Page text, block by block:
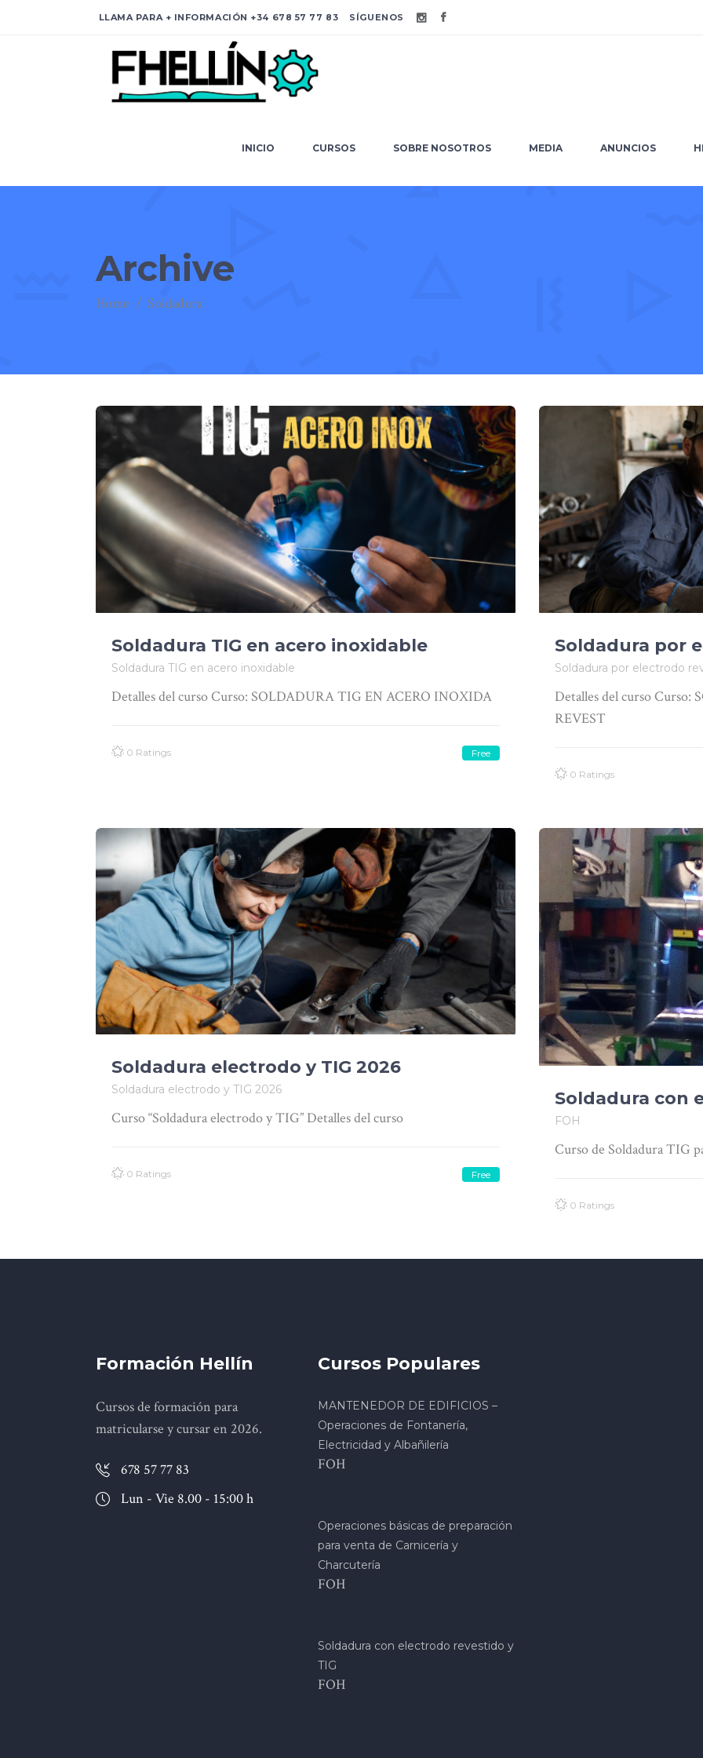
LLAMA PARA + INFORMACIÓN +34 678 57 77 83 SÍGUENOS
INICIO CURSOS SOBRE NOSOTROS MEDIA ANUNCIOS
SOBRE NOSOTROS
Archive
Home / Soldadura
Soldadura TIG en acero inoxidable
Soldadura TIG en acero inoxidable
Detalles del curso Curso: SOLDADURA TIG EN ACERO INOXIDA
0 Ratings Free
Soldadura por
Soldadura por electrodo
Detalles del curso Curso:
REVEST
0 Ratings
Soldadura electrodo y TIG 2026
Soldadura electrodo y TIG 2026
Curso “Soldadura electrodo y TIG” Detalles del curso
0 Ratings Free
Soldadura con
FOH
Curso de Soldadura TIG
0 Ratings
Formación Hellín
Cursos de formación para
matricularse y cursar en 2026.
678 57 77 83
Lun - Vie 8.00 - 15:00 h
Cursos Populares
MANTENEDOR DE EDIFICIOS –
Operaciones de Fontanería,
Electricidad y Albañilería
FOH
Operaciones básicas de preparación
para venta de Carnicería y
Charcutería
FOH
Soldadura con electrodo revestido y
TIG
FOH